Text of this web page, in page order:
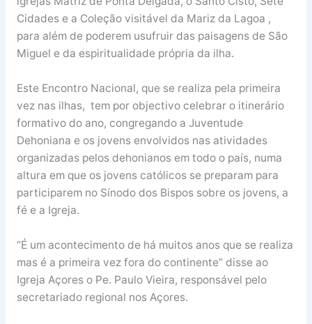
Cidades e a Coleção visitável da Mariz da Lagoa ,
para além de poderem usufruir das paisagens de São
Miguel e da espiritualidade própria da ilha.
Este Encontro Nacional, que se realiza pela primeira
vez nas ilhas, tem por objectivo celebrar o itinerário
formativo do ano, congregando a Juventude
Dehoniana e os jovens envolvidos nas atividades
organizadas pelos dehonianos em todo o país, numa
altura em que os jovens católicos se preparam para
participarem no Sínodo dos Bispos sobre os jovens, a
fé e a Igreja.
“É um acontecimento de há muitos anos que se realiza
mas é a primeira vez fora do continente” disse ao
Igreja Açores o Pe. Paulo Vieira, responsável pelo
secretariado regional nos Açores.